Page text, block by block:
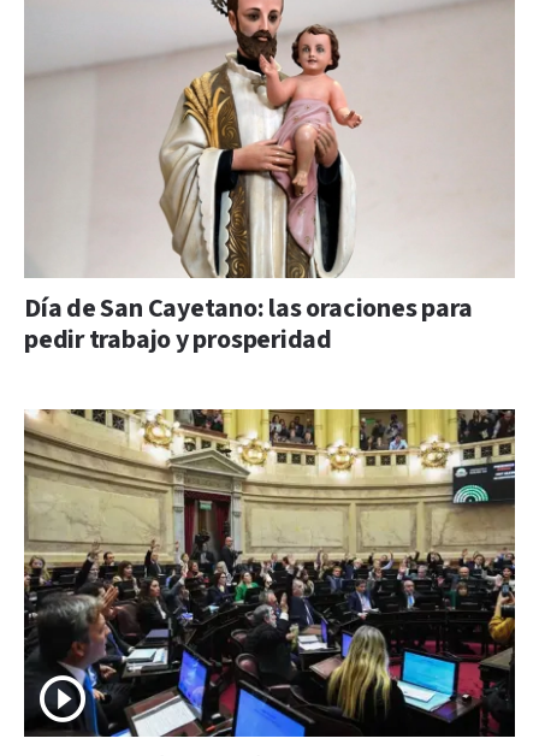
Día de San Cayetano: las oraciones para
pedir trabajo y prosperidad